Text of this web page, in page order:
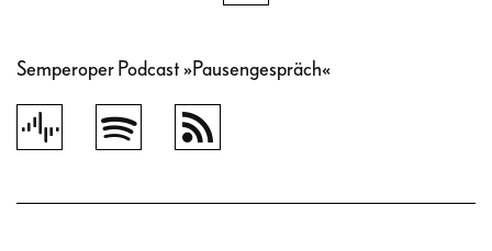
Semperoper Podcast »Pausengespräch«